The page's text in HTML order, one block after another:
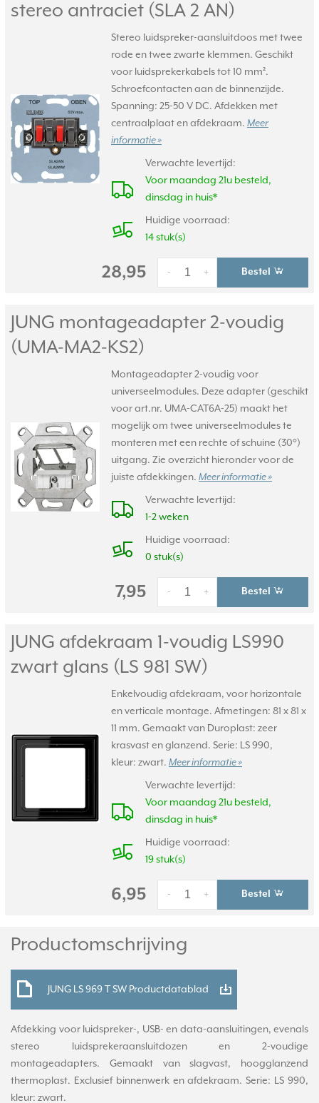
stereo antraciet (SLA 2 AN)
Stereo luidspreker-aansluitdoos met twee
rode en twee zwarte klemmen. Geschikt
voor luidsprekerkabels tot 10 mm².
Schroefcontacten aan de binnenzijde.
Spanning: 25-50 V DC. Afdekken met
centraalplaat en afdekraam. Meer
informatie »
Verwachte levertijd:
Voor maandag 21u besteld,
dinsdag in huis*
Huidige voorraad:
14 stuk(s)
28,95 +
- Bestel
JUNG montageadapter 2-voudig
(UMA-MA2-KS2)
Montageadapter 2-voudig voor
universeelmodules. Deze adapter (geschikt
voor art.nr. UMA-CAT6A-25) maakt het
mogelijk om twee universeelmodules te
monteren met een rechte of schuine (30°)
uitgang. Zie overzicht hieronder voor de
juiste afdekkingen. Meer informatie »
Verwachte levertijd:
1-2 weken
Huidige voorraad:
0 stuk(s)
7,95 +
- Bestel
JUNG afdekraam 1-voudig LS990
zwart glans (LS 981 SW)
Enkelvoudig afdekraam, voor horizontale
en verticale montage. Afmetingen: 81 x 81 x
11 mm. Gemaakt van Duroplast: zeer
krasvast en glanzend. Serie: LS 990,
kleur: zwart. Meer informatie »
Verwachte levertijd:
Voor maandag 21u besteld,
dinsdag in huis*
Huidige voorraad:
19 stuk(s)
6,95 +
- Bestel
Productomschrijving
JUNG LS 969 T SW Productdatablad
Afdekking voor luidspreker-, USB- en data-aansluitingen, evenals
stereo luidsprekeraansluitdozen en 2-voudige
montageadapters. Gemaakt van slagvast, hoogglanzend
thermoplast. Exclusief binnenwerk en afdekraam. Serie: LS 990,
kleur: zwart.